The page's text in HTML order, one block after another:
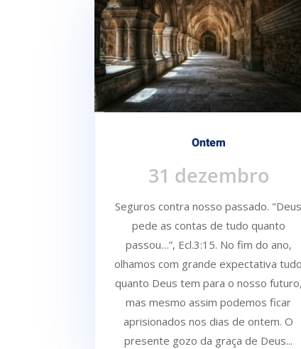
Ontem
31 dezembro
Seguros contra nosso passado. "Deus
pede as contas de tudo quanto
passou…”, Ecl.3:15. No fim do ano,
olhamos com grande expectativa tudo
quanto Deus tem para o nosso futuro,
mas mesmo assim podemos ficar
aprisionados nos dias de ontem. O
presente gozo da graça de Deus...